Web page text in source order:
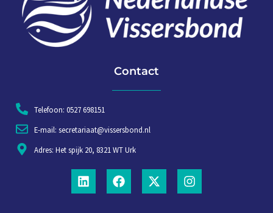
Contact
Telefoon: 0527 698151
E-mail: secretariaat@vissersbond.nl
Adres: Het spijk 20, 8321 WT Urk